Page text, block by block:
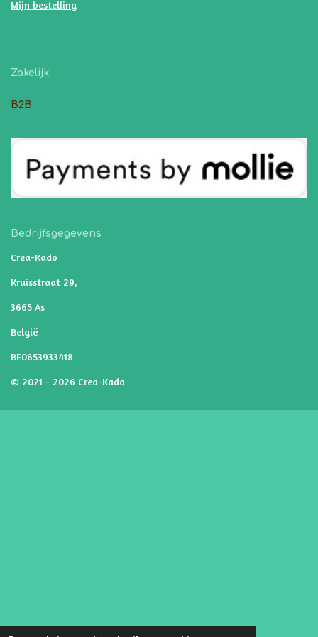
Mijn bestelling
Zakelijk
B2B
Bedrijfsgegevens
Crea-Kado
Kruisstraat 29,
3665 As
België
BE0653933418
© 2021 - 2026 Crea-Kado